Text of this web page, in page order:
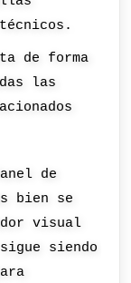
de forma
las
de
bien se
visual
siendo